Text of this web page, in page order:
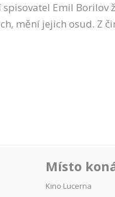
Emil
mění jejich osud. Z
Místo
Kino Lucerna